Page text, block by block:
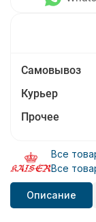
Самовывоз
Курьер
Прочее
Все
Все
Описание